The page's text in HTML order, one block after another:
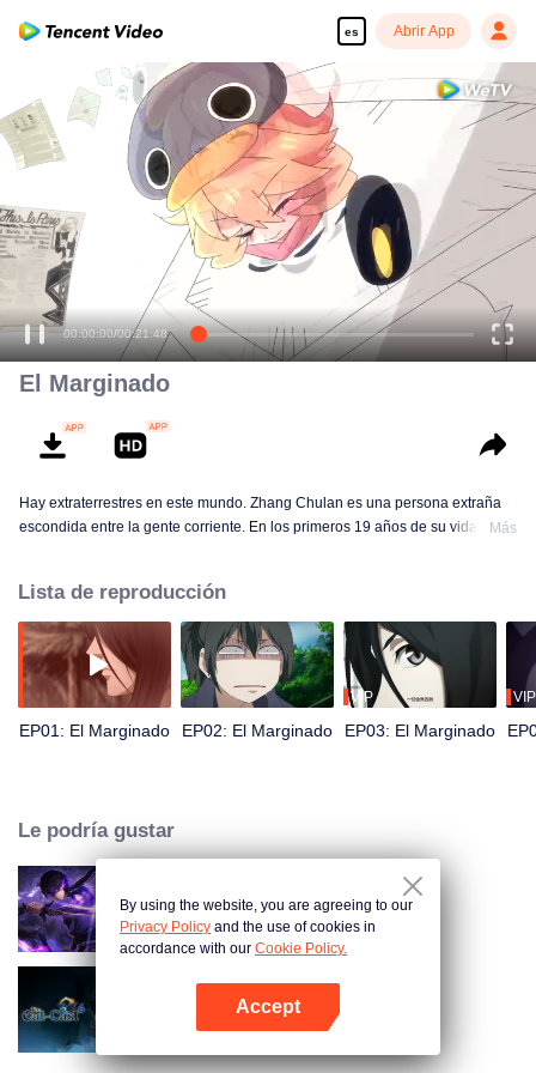
es Abrir App
00:00:00/00:21:48
El Marginado
Hay extraterrestres en este mundo. Zhang Chulan es una persona extraña
escondida entre la gente corriente. En los primeros 19 años de su vida, ha
perseguido por cadáveres vivientes, pirateado por personas extrañas y
envuelto en problemas sin precedentes...
Más
Lista de reproducción
EP01: El Marginado EP02: El Marginado
VIP
EP03: El Marginado
VIP
Le podría gustar
Sombra del Cielo
El Marginado Temporada 6
By using the website, you are agreeing to our
Privacy Policy and the use of cookies in
accordance with our Cookie Policy.
Accept